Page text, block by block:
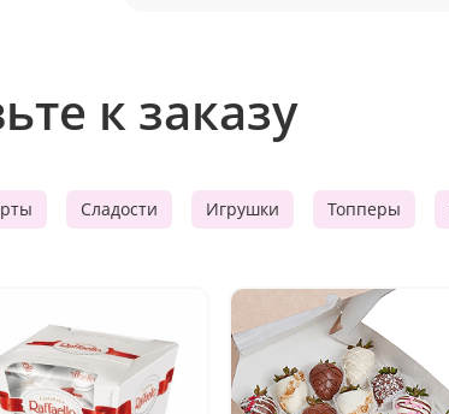
к заказу
Сладости Игрушки Топперы